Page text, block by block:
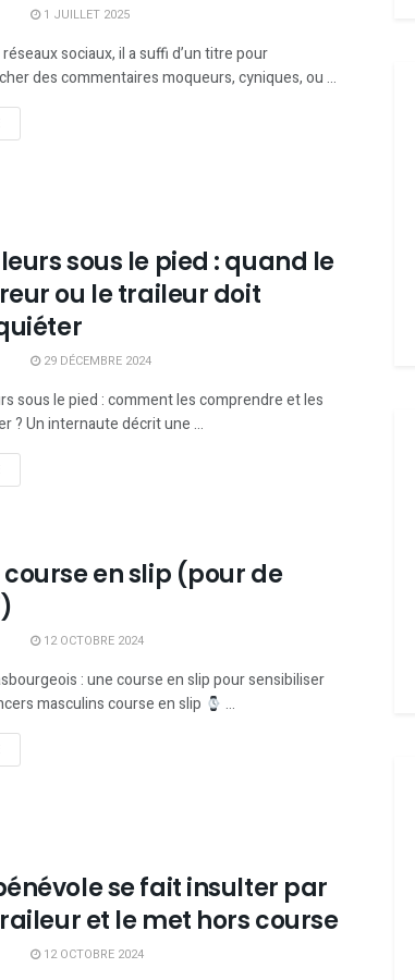
1 JUILLET 2025
sociaux, il a suffi d’un titre pour
des commentaires moqueurs, cyniques, ou ...
sous le pied : quand le
ou le traileur doit
29 DÉCEMBRE 2024
sous le pied : comment les comprendre et les
? Un internaute décrit une ...
course en slip (pour de
12 OCTOBRE 2024
: une course en slip pour sensibiliser
masculins course en slip
...
se fait insulter par
et le met hors course
12 OCTOBRE 2024